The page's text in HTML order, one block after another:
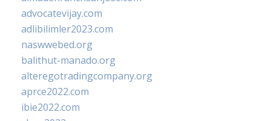
advocatevijay.com
adlibilimler2023.com
naswwebed.org
balithut-manado.org
alteregotradingcompany.org
aprce2022.com
ibie2022.com